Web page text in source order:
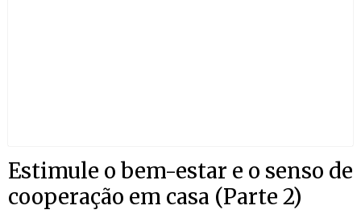
Estimule o bem-estar e o senso de
cooperação em casa (Parte 2)